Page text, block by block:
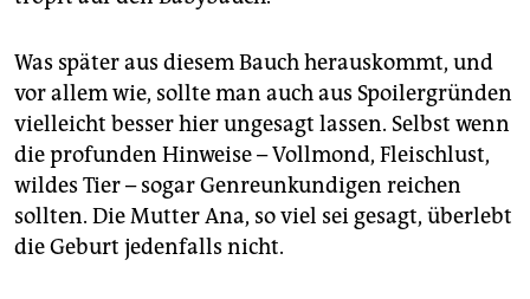
Was später aus diesem Bauch herauskommt, und
vor allem wie, sollte man auch aus Spoilergründen
vielleicht besser hier ungesagt lassen. Selbst wenn
die profunden Hinweise – Vollmond, Fleischlust,
wildes Tier – sogar Genreunkundigen reichen
sollten. Die Mutter Ana, so viel sei gesagt, überlebt
die Geburt jedenfalls nicht.